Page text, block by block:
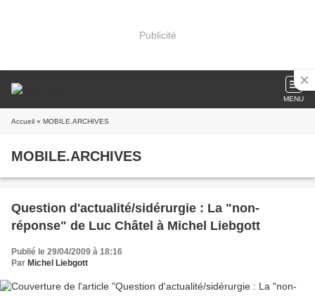
Publicité
MENU
Accueil » MOBILE.ARCHIVES
MOBILE.ARCHIVES
Question d'actualité/sidérurgie : La "non-
réponse" de Luc Châtel à Michel Liebgott
Publié le 29/04/2009 à 18:16
Par Michel Liebgott